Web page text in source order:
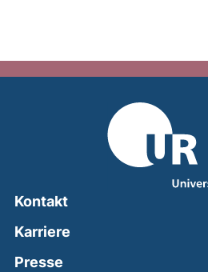
Kontakt
Karriere
Presse